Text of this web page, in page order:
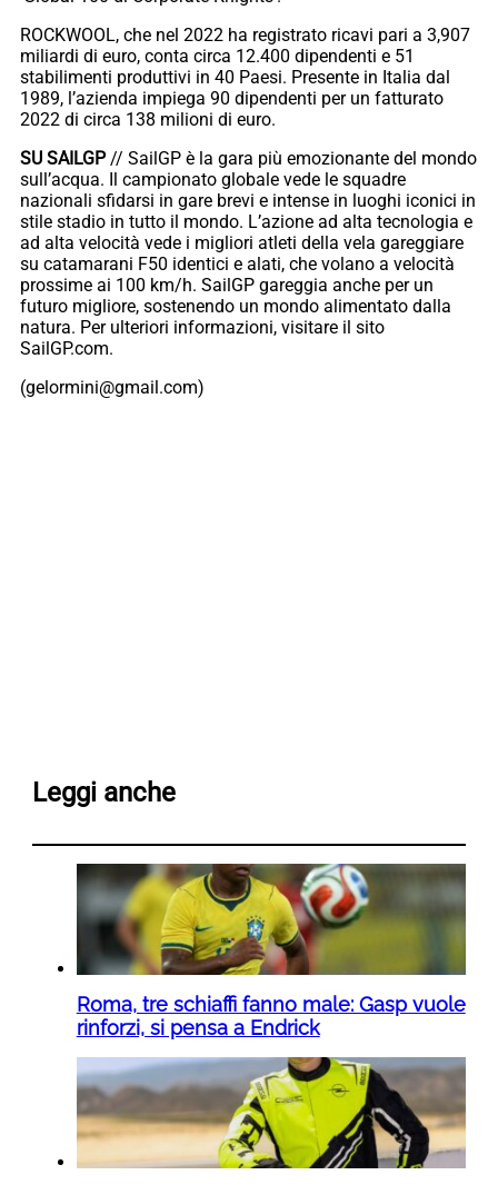
ROCKWOOL, che nel 2022 ha registrato ricavi pari a 3,907
miliardi di euro, conta circa 12.400 dipendenti e 51
stabilimenti produttivi in 40 Paesi. Presente in Italia dal
1989, l’azienda impiega 90 dipendenti per un fatturato
2022 di circa 138 milioni di euro.
SU SAILGP// SailGP è la gara più emozionante del mondo
sull’acqua. Il campionato globale vede le squadre
nazionali sfidarsi in gare brevi e intense in luoghi iconici in
stile stadio in tutto il mondo. L’azione ad alta tecnologia e
ad alta velocità vede i migliori atleti della vela gareggiare
su catamarani F50 identici e alati, che volano a velocità
prossime ai 100 km/h. SailGP gareggia anche per un
futuro migliore, sostenendo un mondo alimentato dalla
natura. Per ulteriori informazioni, visitare il sito
SailGP.com.
(gelormini@gmail.com)
Leggi anche
Roma, tre schiaffi fanno male: Gasp vuole
rinforzi, si pensa a Endrick